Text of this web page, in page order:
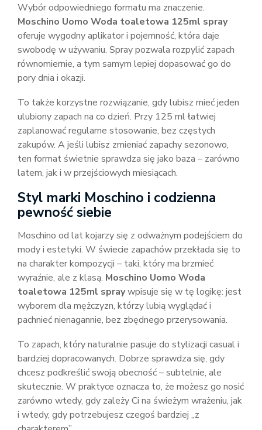
Wybór odpowiedniego formatu ma znaczenie.
Moschino Uomo Woda toaletowa 125ml spray
oferuje wygodny aplikator i pojemność, która daje
swobodę w używaniu. Spray pozwala rozpylić zapach
równomiernie, a tym samym lepiej dopasować go do
pory dnia i okazji.
To także korzystne rozwiązanie, gdy lubisz mieć jeden
ulubiony zapach na co dzień. Przy 125 ml łatwiej
zaplanować regularne stosowanie, bez częstych
zakupów. A jeśli lubisz zmieniać zapachy sezonowo,
ten format świetnie sprawdza się jako baza – zarówno
latem, jak i w przejściowych miesiącach.
Styl marki Moschino i codzienna
pewność siebie
Moschino od lat kojarzy się z odważnym podejściem do
mody i estetyki. W świecie zapachów przekłada się to
na charakter kompozycji – taki, który ma brzmieć
wyraźnie, ale z klasą. Moschino Uomo Woda
toaletowa 125ml spraywpisuje się w tę logikę: jest
wyborem dla mężczyzn, którzy lubią wyglądać i
pachnieć nienagannie, bez zbędnego przerysowania.
To zapach, który naturalnie pasuje do stylizacji casual i
bardziej dopracowanych. Dobrze sprawdza się, gdy
chcesz podkreślić swoją obecność – subtelnie, ale
skutecznie. W praktyce oznacza to, że możesz go nosić
zarówno wtedy, gdy zależy Ci na świeżym wrażeniu, jak
i wtedy, gdy potrzebujesz czegoś bardziej „z